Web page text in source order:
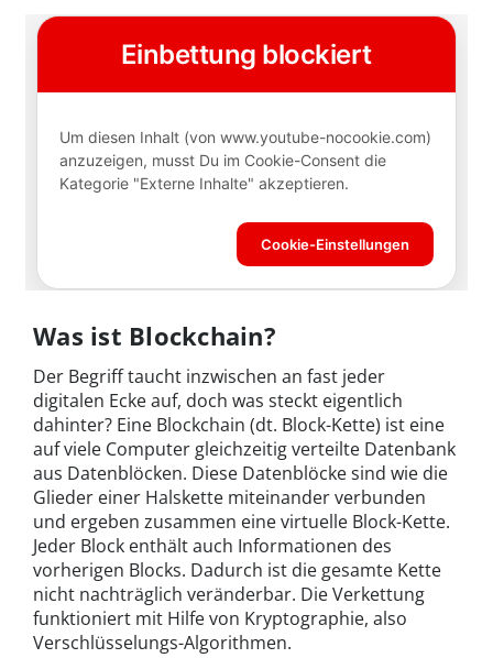
Was ist Blockchain?
Der Begriff taucht inzwischen an fast jeder
digitalen Ecke auf, doch was steckt eigentlich
dahinter? Eine Blockchain (dt. Block-Kette) ist eine
auf viele Computer gleichzeitig verteilte Datenbank
aus Datenblöcken. Diese Datenblöcke sind wie die
Glieder einer Halskette miteinander verbunden
und ergeben zusammen eine virtuelle Block-Kette.
Jeder Block enthält auch Informationen des
vorherigen Blocks. Dadurch ist die gesamte Kette
nicht nachträglich veränderbar. Die Verkettung
funktioniert mit Hilfe von Kryptographie, also
Verschlüsselungs-Algorithmen.